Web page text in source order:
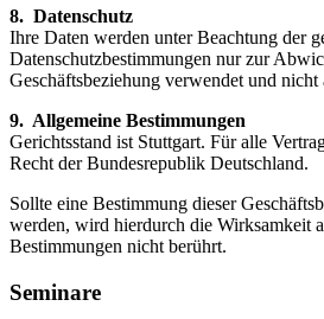
8. Datenschutz
Ihre Daten werden unter Beachtung der
Datenschutzbestimmungen nur zur
Geschäftsbeziehung verwendet und
9. Allgemeine Bestimmungen
Gerichtsstand ist Stuttgart. Für alle
Recht der Bundesrepublik Deutschland.
Sollte eine Bestimmung dieser
werden, wird hierdurch die Wirksamkeit
Bestimmungen nicht berührt.
Seminare